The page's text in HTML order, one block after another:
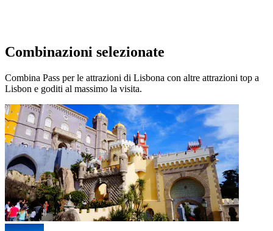
Combinazioni selezionate
Combina Pass per le attrazioni di Lisbona con altre attrazioni top a
Lisbon e goditi al massimo la visita.